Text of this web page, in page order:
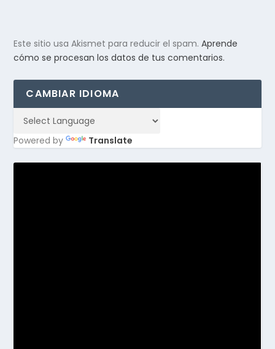
Este sitio usa Akismet para reducir el spam.Aprende
cómo se procesan los datos de tus comentarios.
CAMBIAR IDIOMA
Powered by Translate